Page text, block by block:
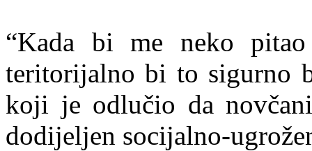
“Kada bi me neko
teritorijalno bi to sigurno
koji je odlučio da
dodijeljen socijalno-